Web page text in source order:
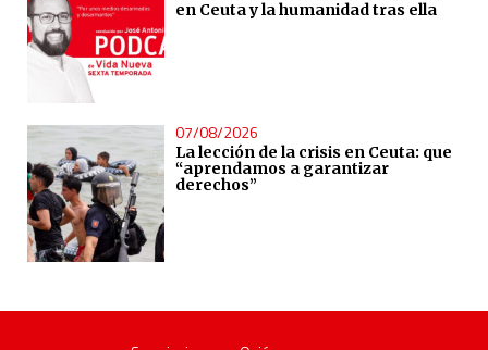
en Ceuta y la humanidad tras ella
07/08/2026
La lección de la crisis en Ceuta: que
“aprendamos a garantizar
derechos”